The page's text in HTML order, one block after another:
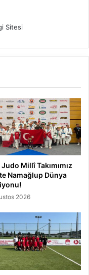
Sitesi
Millî Takımımız
Namağlup Dünya
2026